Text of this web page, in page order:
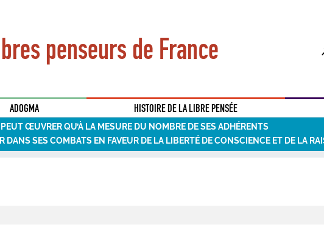
penseurs de France
ADOGMA HISTOIRE DE LA LIBRE PENSÉE
ŒUVRER QU’À LA MESURE DU NOMBRE DE SES ADHÉRENTS
DANS SES COMBATS EN FAVEUR DE LA LIBERTÉ DE CONSCIENCE ET DE LA